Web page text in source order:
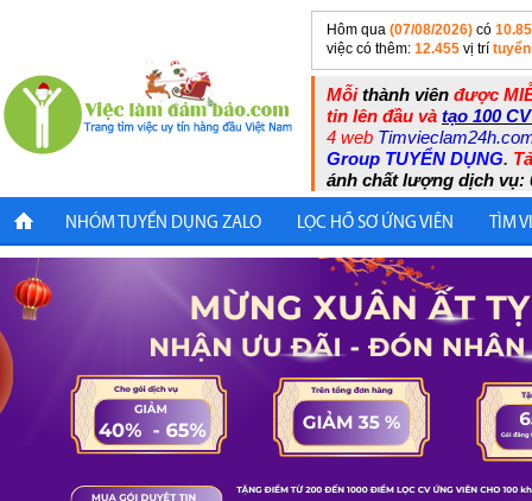
Hôm qua (07/08/2026) có
việc có thêm: 12.455 vị trí
Mỗithành viên được
tin lên đầu và tạo 100
4 web
Group TUYỂN DỤNG.
ánh chất lượng dịch vụ:
NHÓM TUYỂN DỤNG ZALO LỌC HỒ SƠ ỨNG VIÊN TÌM